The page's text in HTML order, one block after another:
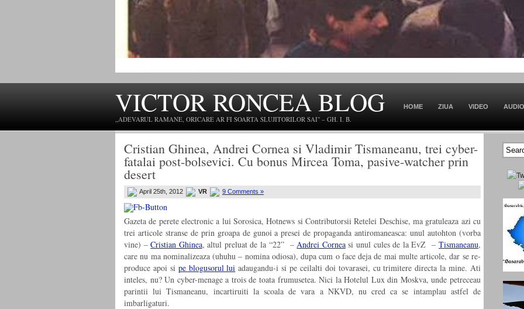
VICTOR RONCEA BLOG
„ADEVARUL RAMANE, ORICARE AR FI SOARTA SLUJITORILOR SAI" – GH. I. B.
HOME ZIUA VIDEO AUDIO
Cristian Ghinea, Andrei Cornea si Vladimir Tismaneanu, trei cyber-
fatalai post-bolsevici. Cu bonus Mircea Toma, pasive-watcher prin
desert
April 25th, 2012 VR 9 Comments »
Gazeta de perete electronic a lui Sorosica, Hotnews si Contributorsii Retelei Deschise, ma gratuleaza azi cu
trei articole stranse de prin groapa de gunoi a presei de propaganda antiromaneasca: unul autohton (vorba
vine) –Cristian Ghinea, altul preluat de la “22” –Andrei Corneasi unul cules de la EvZ –Tismaneanu,
care nu ma nominalizeaza (uhuhu – nomina odiosa), dupa cum o face deja de mai multe articole, dar se re-
produce apoi si pe blogusorul lui adaugandu-i si pe ceilalti doi tovarasei, cu trimitere directa la mine. Ati
inteles, nu? Un cyber-menage a trois de toata frumusetea. Nici la Hotelul Lux din Moskva, unde petreceau
parintii lui Tismaneanu, incartiruiti la scoala de vara a NKVD, nu cred ca se intamplau astfel de
imbarligaturi.